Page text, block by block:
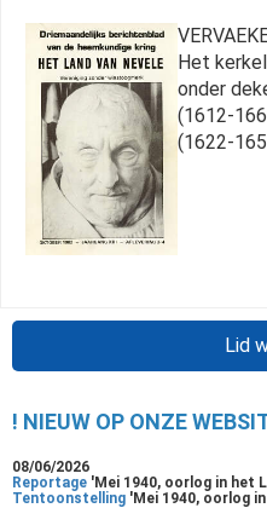
Het
onder
(1612-
(1622-
Lid
! NIEUW OP ONZE
08/06/2026
Reportage 'Mei 1940, oorlog in het
Tentoonstelling 'Mei 1940, oorlog